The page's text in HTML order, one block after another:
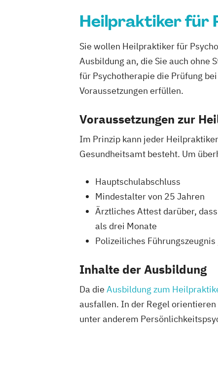
Heilpraktiker für
Sie wollen Heilpraktiker für
Ausbildung an, die Sie auch ohne
für Psychotherapie die Prüfung
Voraussetzungen erfüllen.
Voraussetzungen zur
Im Prinzip kann jeder
Gesundheitsamt besteht. Um
Hauptschulabschluss
Mindestalter von 25 Jahren
Ärztliches Attest darüber,
als drei Monate
Polizeiliches
Inhalte der Ausbildung
Da die Ausbildung zum
ausfallen. In der Regel
unter anderem